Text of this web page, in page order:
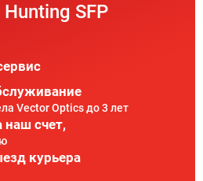
SFP
Vector Optics до 3 лет
наш счет,
курьера